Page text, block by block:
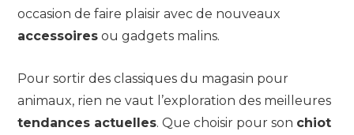
occasion de faire plaisir avec de nouveaux
accessoires ou gadgets malins.
Pour sortir des classiques du magasin pour
animaux, rien ne vaut l’exploration des meilleures
tendances actuelles. Que choisir pour son chiot